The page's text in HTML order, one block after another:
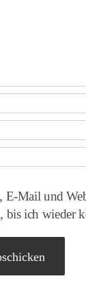
E-Mail und
bis ich wieder